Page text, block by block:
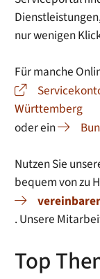
nur wenigen
Für manche
Württemberg
oder ein
Nutzen Sie
bequem von zu
. Unsere
Top